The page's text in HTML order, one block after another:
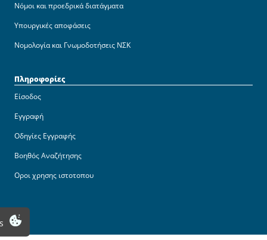
Νόμοι και προεδρικά διατάγματα
Υπουργικές αποφάσεις
Νομολογία και Γνωμοδοτήσεις ΝΣΚ
Πληροφορίες
Είσοδος
Εγγραφή
Οδηγίες Εγγραφής
Βοηθός Αναζήτησης
Οροι χρησης ιστοτοπου